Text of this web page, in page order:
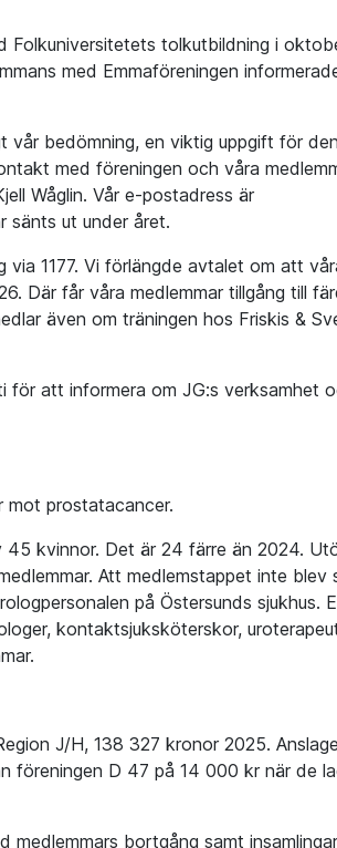
Folkuniversitetets tolkutbildning i
med Emmaföreningen
vår bedömning, en viktig uppgift för
med föreningen och våra
Wåglin. Vår e-postadress är
sänts ut under året.
via 1177. Vi förlängde avtalet om att
Där får våra medlemmar tillgång till
även om träningen hos Friskis &
för att informera om JG:s verksamhet
mot prostatacancer.
kvinnor. Det är 24 färre än 2024.
Att medlemstappet inte blev
på Östersunds sjukhus.
kontaktsjuksköterskor,
J/H, 138 327 kronor 2025.
föreningen D 47 på 14 000 kr när de
medlemmars bortgång samt